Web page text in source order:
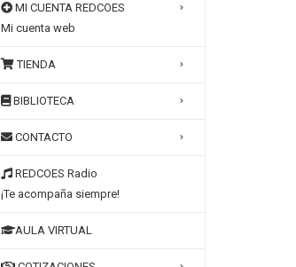
MI CUENTA REDCOES
Mi cuenta web
TIENDA
BIBLIOTECA
CONTACTO
REDCOES Radio
¡Te acompaña siempre!
AULA VIRTUAL